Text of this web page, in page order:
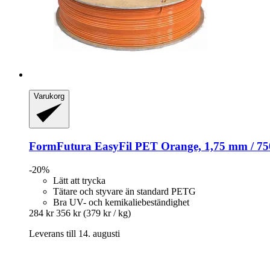
Varukorg
FormFutura EasyFil PET Orange, 1,75 mm /
-20%
Lätt att trycka
Tätare och styvare än standard PETG
Bra UV- och kemikaliebeständighet
284 kr 356 kr (379 kr / kg)
Leverans till 14. augusti